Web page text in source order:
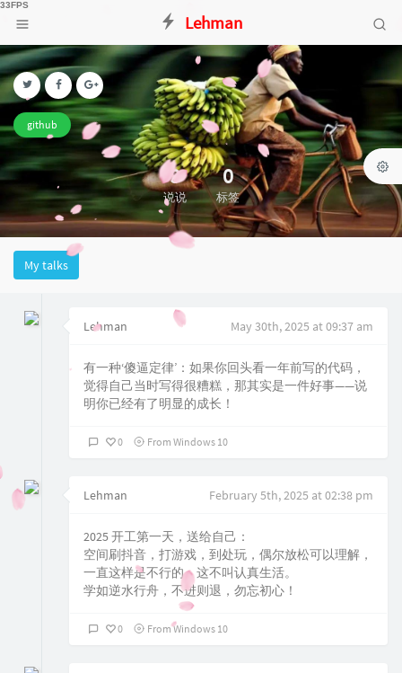
Lehman
github
9
说说
0
标签
My talks
Lehman May 30th, 2025 at 09:37 am
有一种‘傻逼定律’：如果你回头看一年前写的代码，
觉得自己当时写得很糟糕，那其实是一件好事——说
明你已经有了明显的成长！
0 From Windows 10
Lehman February 5th, 2025 at 02:38 pm
2025 开工第一天，送给自己：
空间刷抖音，打游戏，到处玩，偶尔放松可以理解，
一直这样是不行的，这不叫认真生活。
学如逆水行舟，不进则退，勿忘初心！
0 From Windows 10